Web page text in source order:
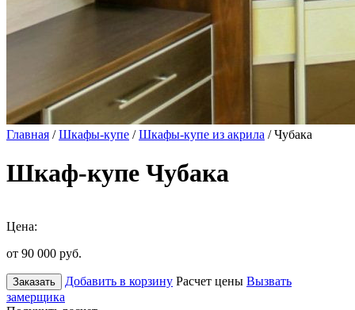
Главная /Шкафы-купе /Шкафы-купе из акрила / Чубака
Шкаф-купе Чубака
Цена:
от 90 000 руб.
Заказать Добавить в корзину Расчет цены Вызвать
замерщика